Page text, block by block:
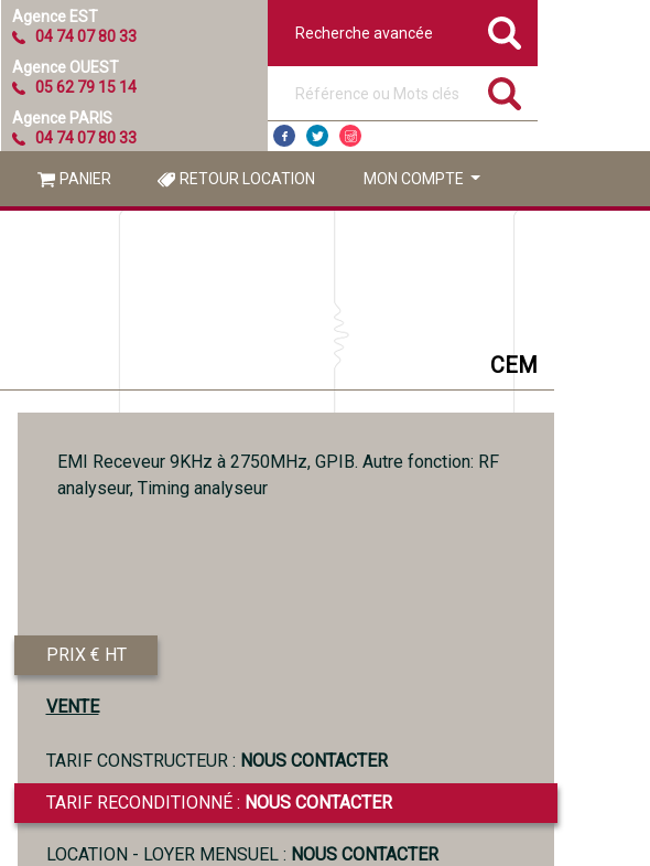
Agence EST
04 74 07 80 33
Agence OUEST
05 62 79 15 14
Agence PARIS
04 74 07 80 33
Recherche avancée
PANIER RETOUR LOCATION MON COMPTE
CEM
EMI Receveur 9KHz à 2750MHz, GPIB. Autre fonction: RF
analyseur, Timing analyseur
PRIX € HT
VENTE
TARIF CONSTRUCTEUR : NOUS CONTACTER
TARIF RECONDITIONNÉ : NOUS CONTACTER
LOCATION - LOYER MENSUEL : NOUS CONTACTER